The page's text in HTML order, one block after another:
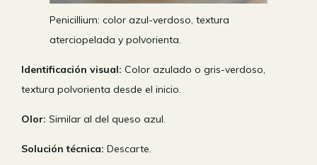
Penicillium: color azul-verdoso, textura
aterciopelada y polvorienta.
Identificación visual: Color azulado o gris-verdoso,
textura polvorienta desde el inicio.
Olor: Similar al del queso azul.
Solución técnica: Descarte.